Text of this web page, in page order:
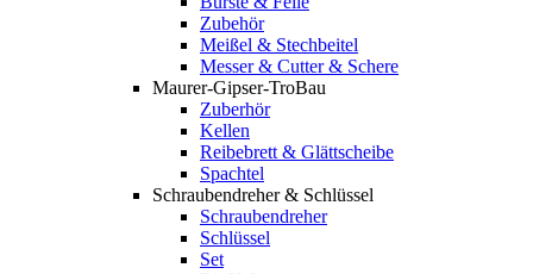
Zubehör
Meißel & Stechbeitel
Messer & Cutter & Schere
Maurer-Gipser-TroBau
Zuberhör
Kellen
Reibebrett & Glättscheibe
Spachtel
Schraubendreher & Schlüssel
Schraubendreher
Schlüssel
Set